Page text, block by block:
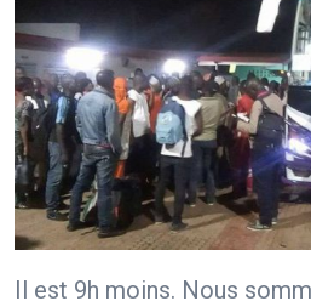
Il est 9h moins. Nous